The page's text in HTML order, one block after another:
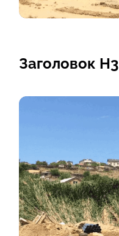
Заголовок Н3